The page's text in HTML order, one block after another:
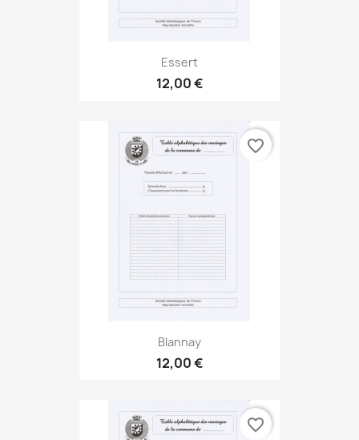
Essert
12,00 €
Blannay
12,00 €
favorite_border
favorite_border